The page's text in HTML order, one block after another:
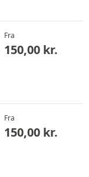
Fra
150,00 kr.
Fra
150,00 kr.